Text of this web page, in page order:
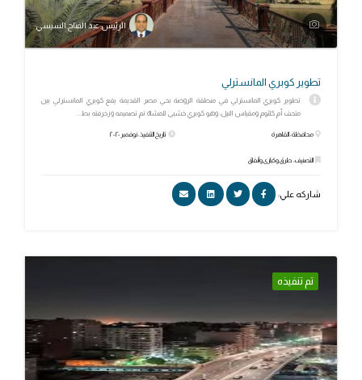
الرئيس عبد الفتاح السيسي
تطوير كوبري المانسترلي
تطوير كوبري المانسترلي في منطقة الروضة بحي مصر القديمة يقع كوبري المانسترلي بين
متحف أم كلثوم ومقياس النيل، وهو كوبري خشبى للمشاة تم تصميمه وزخرفته بط...
محافظة: القاهرة
التصنيف: طرق وكبارى وأنفاق
تاريخ التنفيذ: نوفمبر ٢٠٢٠
شاركه علي:
تم تنفيذه